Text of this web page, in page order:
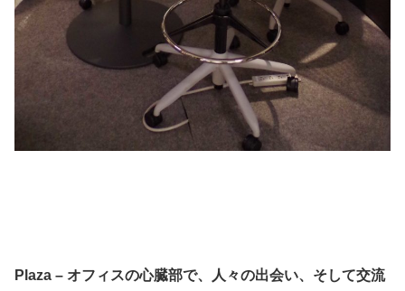
Plaza – オフィスの心臓部で、人々の出会い、そして交流